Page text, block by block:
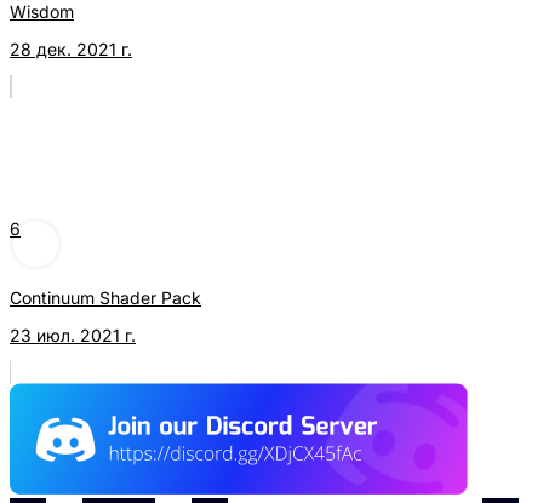
Wisdom
28 дек. 2021 г.
6
Continuum Shader Pack
23 июл. 2021 г.